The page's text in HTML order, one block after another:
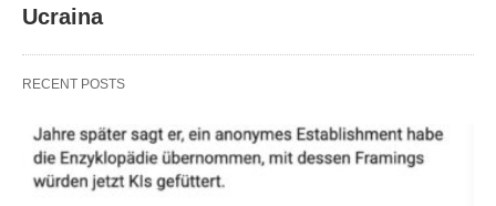
Ucraina
RECENT POSTS